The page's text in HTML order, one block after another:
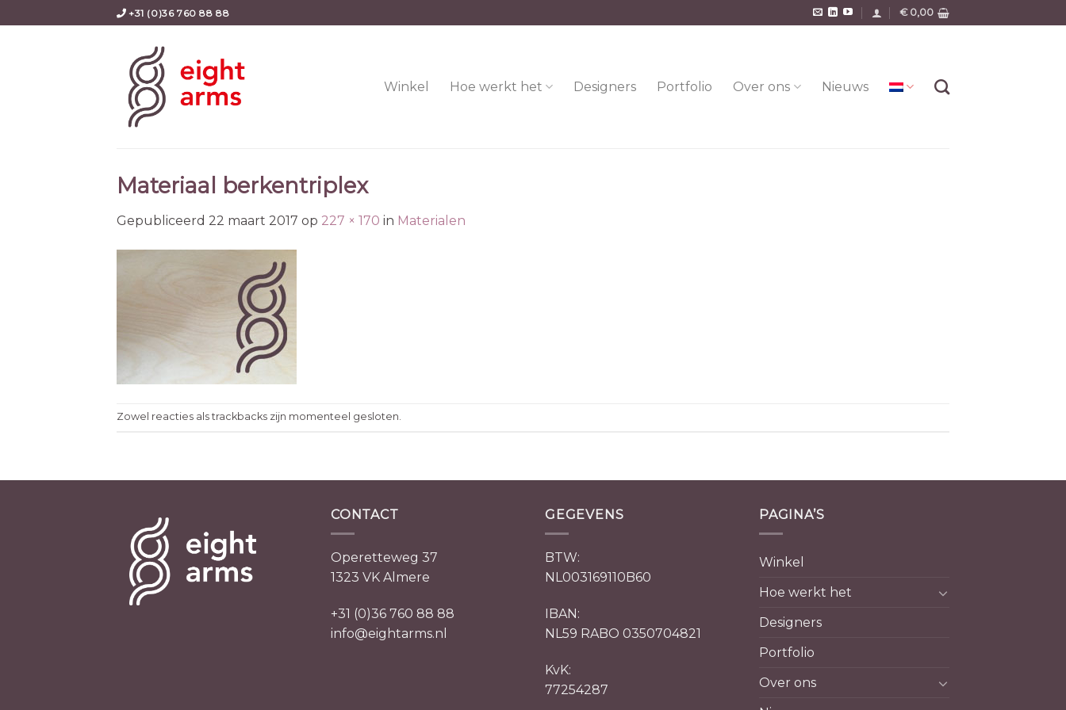
to
+31 (0)36 760 88 88 €0,00
Winkel Hoe werkt het Designers Portfolio Over ons Nieuws
Materiaal berkentriplex
Gepubliceerd 22 maart 2017 op 227 × 170 in Materialen
Zowel reacties als trackbacks zijn momenteel gesloten.
CONTACT
Operetteweg 37
1323 VK Almere
+31 (0)36 760 88 88
info@eightarms.nl
GEGEVENS
BTW:
NL003169110B60
IBAN:
NL59 RABO 0350704821
KvK:
77254287
PAGINA’S
Winkel
Hoe werkt het
Designers
Portfolio
Over ons